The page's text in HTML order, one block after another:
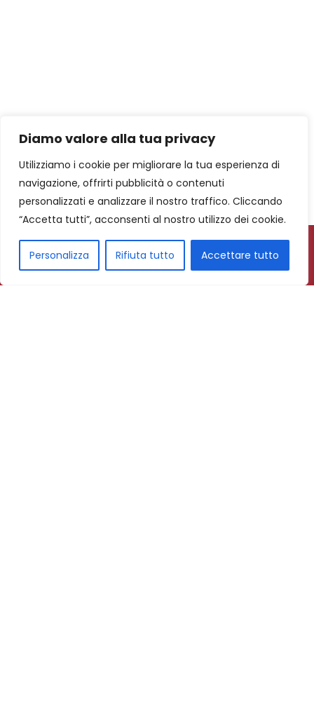
Diamo valore alla tua privacy
Utilizziamo i cookie per migliorare la tua esperienza di
navigazione, offrirti pubblicità o contenuti
personalizzati e analizzare il nostro traffico. Cliccando
“Accetta tutti”, acconsenti al nostro utilizzo dei cookie.
Personalizza Rifiuta tutto Accettare tutto